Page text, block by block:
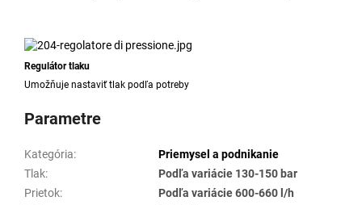
Regulátor tlaku
Umožňuje nastaviť tlak podľa potreby
Parametre
Kategória:
Priemysel a podnikanie
Tlak:
Podľa variácie 130-150 bar
Prietok:
Podľa variácie 600-660 l/h